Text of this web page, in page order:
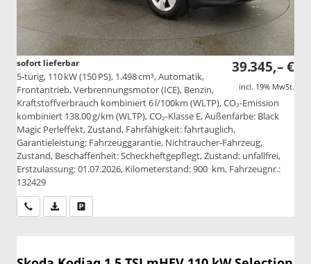
39.345,– €
incl. 19% MwSt.
sofort lieferbar
5-türig, 110 kW (150 PS), 1.498 cm³, Automatik,
Frontantrieb, Verbrennungsmotor (ICE), Benzin,
Kraftstoffverbrauch kombiniert 6 l/100km (WLTP), CO₂-Emission
kombiniert 138.00 g/km (WLTP), CO₂-Klasse E, Außenfarbe: Black
Magic Perleffekt, Zustand, Fahrfähigkeit: fahrtauglich,
Garantieleistung: Fahrzeuggarantie, Nichtraucher-Fahrzeug,
Zustand, Beschaffenheit: Scheckheftgepflegt, Zustand: unfallfrei,
Erstzulassung: 01.07.2026, Kilometerstand: 900 km, Fahrzeugnr.:
132429
Wir rufen Sie anPDF-Datei, Fahrzeugexposé drucken